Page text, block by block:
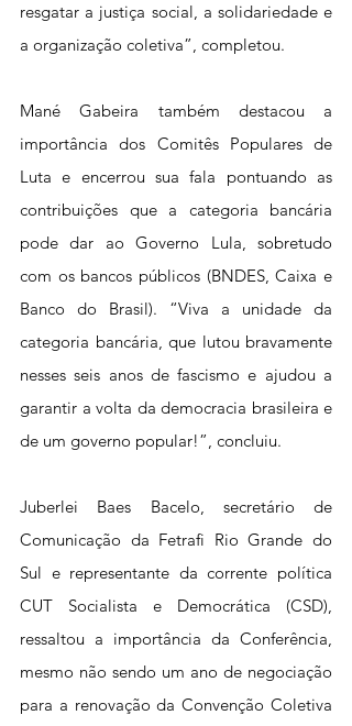
resgatar a justiça social, a solidariedade e
a organização coletiva”, completou.
Mané Gabeira também destacou a
importância dos Comitês Populares de
Luta e encerrou sua fala pontuando as
contribuições que a categoria bancária
pode dar ao Governo Lula, sobretudo
com os bancos públicos (BNDES, Caixa e
Banco do Brasil). “Viva a unidade da
categoria bancária, que lutou bravamente
nesses seis anos de fascismo e ajudou a
garantir a volta da democracia brasileira e
de um governo popular!”, concluiu.
Juberlei Baes Bacelo, secretário de
Comunicação da Fetrafi Rio Grande do
Sul e representante da corrente política
CUT Socialista e Democrática (CSD),
ressaltou a importância da Conferência,
mesmo não sendo um ano de negociação
para a renovação da Convenção Coletiva